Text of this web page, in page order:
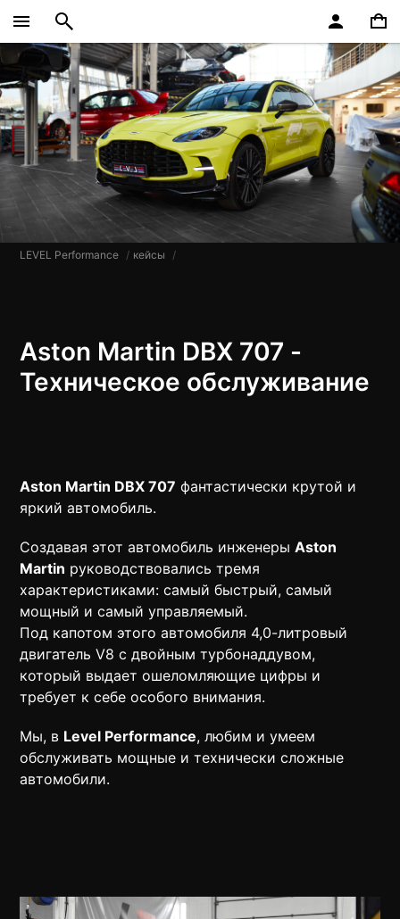
LEVEL Performance кейсы
Aston Martin DBX 707 -
Техническое обслуживание
Aston Martin DBX 707 фантастически крутой и
яркий автомобиль.
Создавая этот автомобиль инженерыAston
Martin руководствовались тремя
характеристиками: самый быстрый, самый
мощный и самый управляемый.
Под капотом этого автомобиля 4,0-литровый
двигатель V8 с двойным турбонаддувом,
который выдает ошеломляющие цифры и
требует к себе особого внимания.
Мы, в Level Performance, любим и умеем
обслуживать мощные и технически сложные
автомобили.